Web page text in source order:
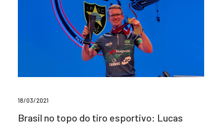
18/03/2021
Brasil no topo do tiro esportivo: Lucas